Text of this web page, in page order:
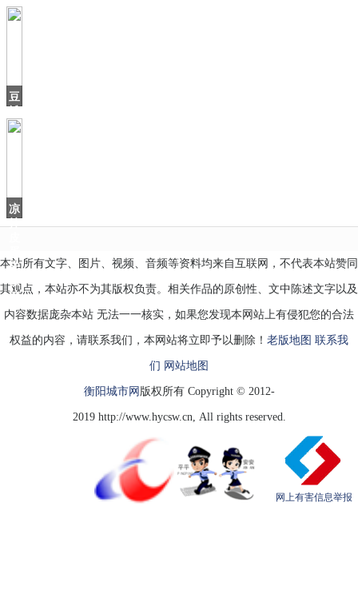
大
败
技
豆
9.7
凉
拌
先
做
这
一
本站所有文字、图片、视频、音频等资料均来自互联网，不代表本站赞同
其观点，本站亦不为其版权负责。相关作品的原创性、文中陈述文字以及
内容数据庞杂本站 无法一一核实，如果您发现本网站上有侵犯您的合法
权益的内容，请联系我们，本网站将立即予以删除！ 老版地图 联系我
们 网站地图
衡阳城市网 版权所有 Copyright © 2012-
2019 http://www.hycsw.cn, All rights reserved.
网上有害信息举报